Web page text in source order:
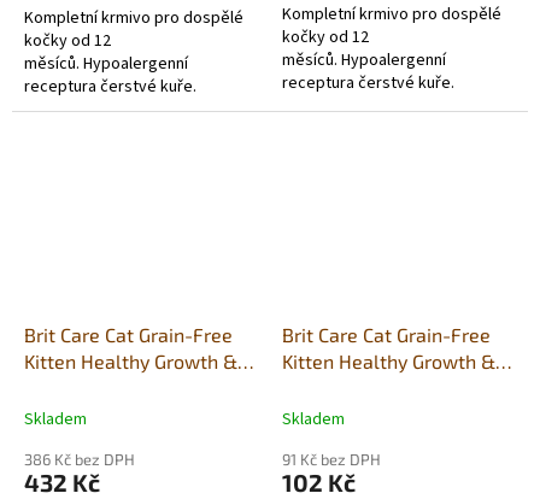
Kompletní krmivo pro dospělé
kočky od 12
měsíců. Hypoalergenní
receptura čerstvé kuře.
Kompletní krmivo pro dospělé
kočky od 12
měsíců. Hypoalergenní
receptura čerstvé kuře.
Brit Care Cat Grain-Free
Kitten Healthy Growth &
Skladem
386 Kč bez DPH
432 Kč
Brit Care Cat Grain-Free
Kitten Healthy Growth &
Skladem
91 Kč bez DPH
102 Kč